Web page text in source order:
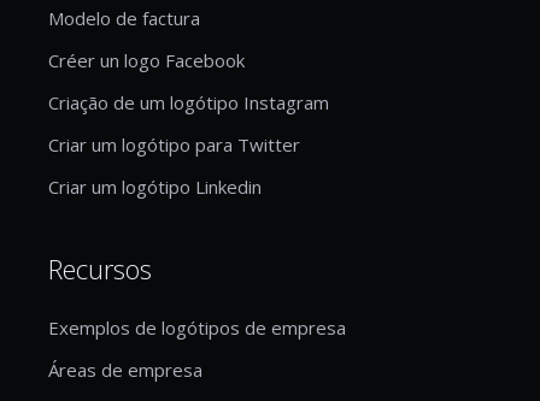
Modelo de factura
Créer un logo Facebook
Criação de um logótipo Instagram
Criar um logótipo para Twitter
Criar um logótipo Linkedin
Recursos
Exemplos de logótipos de empresa
Áreas de empresa